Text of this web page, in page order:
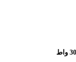
واط